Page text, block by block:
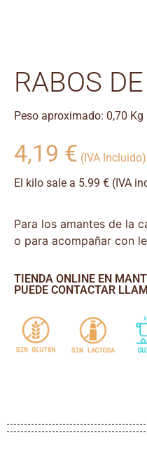
RABOS
Peso aproximado: 0,70 Kg
4,19 € (IVA Incluido)
El kilo sale a 5.99 € (IVA
Para los amantes de la
o para acompañar con
TIENDA ONLINE EN
PUEDE CONTACTAR